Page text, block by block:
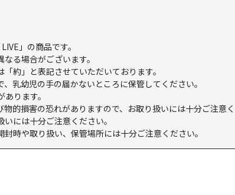
」の商品です。
る場合がございます。
約」と表記させていただいております。
乳幼児の手の届かないところに保管してください。
ります。
的損害の恐れがありますので、お取り扱いには十分ご注意く
には十分ご注意ください。
時や取り扱い、保管場所には十分ご注意ください。